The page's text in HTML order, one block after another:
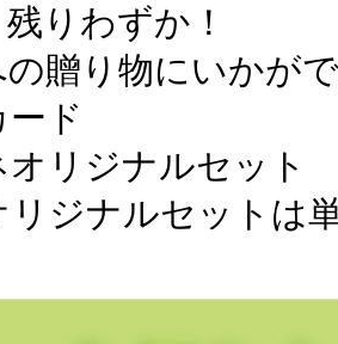
りわずか！
の贈り物にいかが
ド
リジナルセット
リジナルセットは